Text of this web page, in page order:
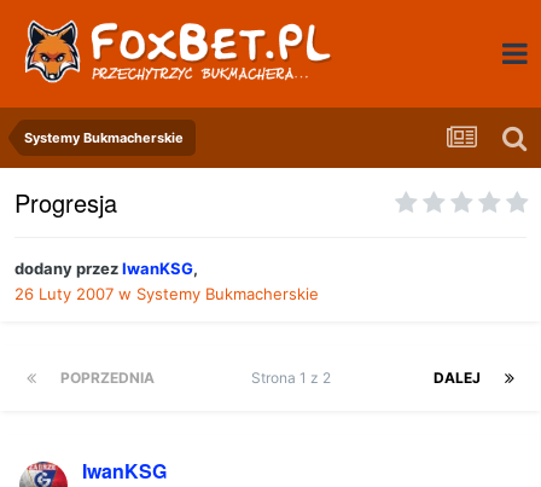
Systemy Bukmacherskie
Progresja
dodany przezIwanKSG,
26 Luty 2007 w Systemy Bukmacherskie
POPRZEDNIA DALEJ
Strona 1 z 2
IwanKSG